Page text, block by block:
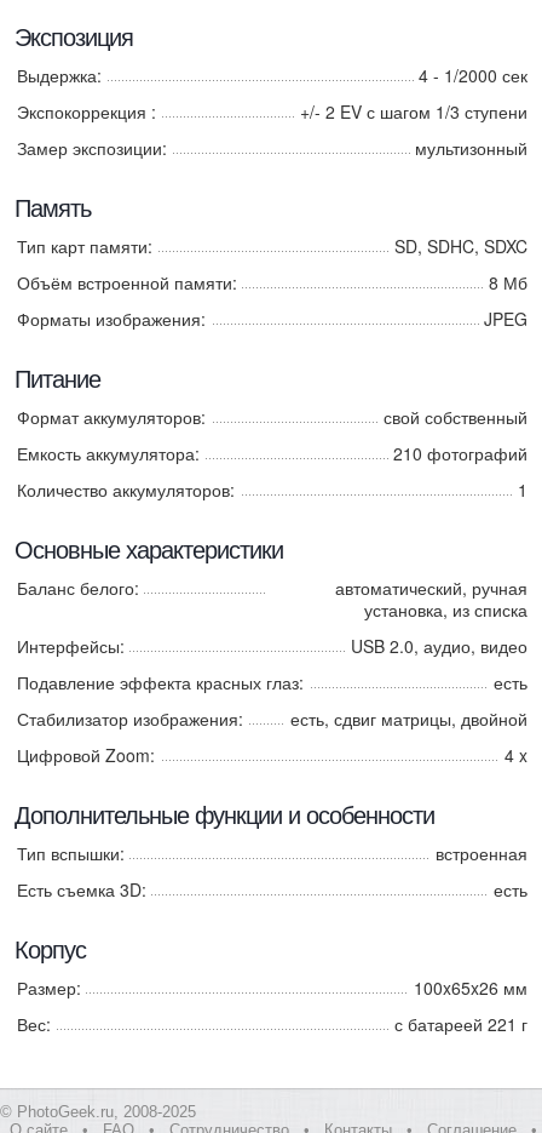
Экспозиция
Выдержка:
4 - 1/2000 сек
Экспокоррекция :
+/- 2 EV с шагом 1/3 ступени
Замер экспозиции:
мультизонный
Память
Тип карт памяти:
SD, SDHC, SDXC
Объём встроенной памяти:
8 Мб
Форматы изображения:
JPEG
Питание
Формат аккумуляторов:
свой собственный
Емкость аккумулятора:
210 фотографий
Количество аккумуляторов:
1
Основные характеристики
Баланс белого:
автоматический, ручная
установка, из списка
Интерфейсы:
USB 2.0, аудио, видео
Подавление эффекта красных глаз:
есть
Стабилизатор изображения:
есть, сдвиг матрицы, двойной
Цифровой Zoom:
4 x
Дополнительные функции и особенности
Тип вспышки:
встроенная
Есть съемка 3D:
есть
Корпус
Размер:
100x65x26 мм
Вес:
с батареей 221 г
© PhotoGeek.ru, 2008-2025